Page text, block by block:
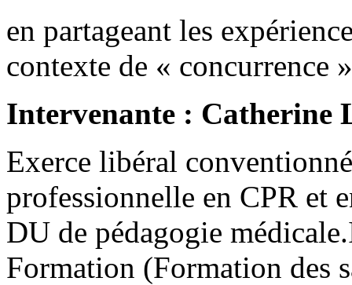
en partageant les
contexte de « concurrence
Intervenante :
Exerce libéral
professionnelle en CPR et
DU de pédagogie
Formation (Formation des